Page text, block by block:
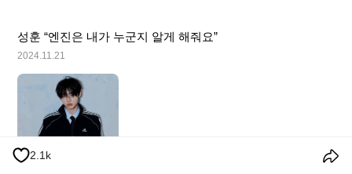
2.1k
성훈 “엔진은 내가 누군지 알게 해줘요”
2024.11.21